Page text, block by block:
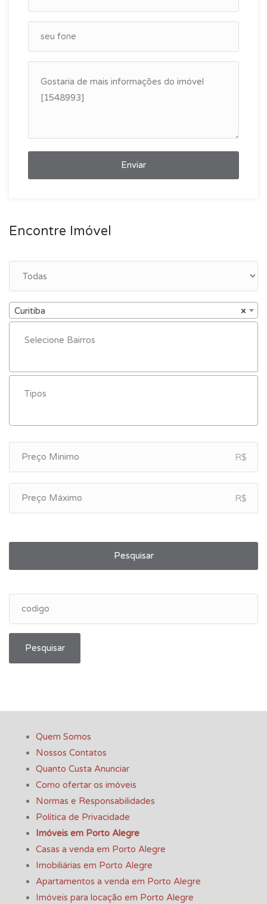
Enviar
Encontre Imóvel
×
Curitiba
R$
R$
Pesquisar
Pesquisar
Quem Somos
Nossos Contatos
Quanto Custa Anunciar
Como ofertar os imóveis
Normas e Responsabilidades
Política de Privacidade
Imóveis em Porto Alegre
Casas a venda em Porto Alegre
Imobiliárias em Porto Alegre
Apartamentos a venda em Porto Alegre
Imóveis para locação em Porto Alegre